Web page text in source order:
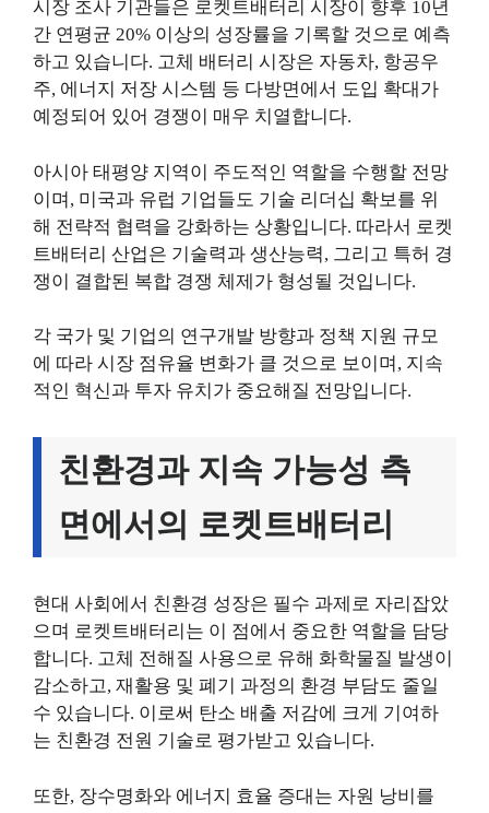
시장 조사 기관들은 로켓트배터리 시장이 향후 10년
간 연평균 20% 이상의 성장률을 기록할 것으로 예측
하고 있습니다. 고체 배터리 시장은 자동차, 항공우
주, 에너지 저장 시스템 등 다방면에서 도입 확대가
예정되어 있어 경쟁이 매우 치열합니다.
아시아 태평양 지역이 주도적인 역할을 수행할 전망
이며, 미국과 유럽 기업들도 기술 리더십 확보를 위
해 전략적 협력을 강화하는 상황입니다. 따라서 로켓
트배터리 산업은 기술력과 생산능력, 그리고 특허 경
쟁이 결합된 복합 경쟁 체제가 형성될 것입니다.
각 국가 및 기업의 연구개발 방향과 정책 지원 규모
에 따라 시장 점유율 변화가 클 것으로 보이며, 지속
적인 혁신과 투자 유치가 중요해질 전망입니다.
친환경과 지속 가능성 측
면에서의 로켓트배터리
현대 사회에서 친환경 성장은 필수 과제로 자리잡았
으며 로켓트배터리는 이 점에서 중요한 역할을 담당
합니다. 고체 전해질 사용으로 유해 화학물질 발생이
감소하고, 재활용 및 폐기 과정의 환경 부담도 줄일
수 있습니다. 이로써 탄소 배출 저감에 크게 기여하
는 친환경 전원 기술로 평가받고 있습니다.
또한, 장수명화와 에너지 효율 증대는 자원 낭비를